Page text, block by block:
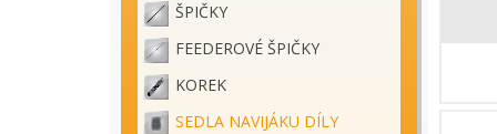
ŠPIČKY
FEEDEROVÉ ŠPIČKY
KOREK
SEDLA NAVIJÁKU DÍLY